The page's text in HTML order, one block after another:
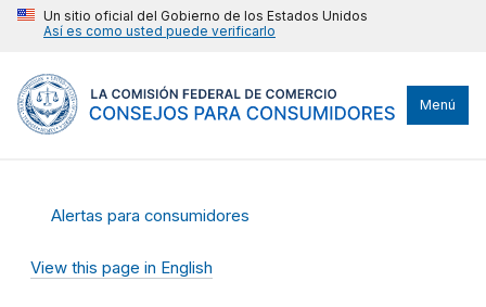
Un sitio oficial del Gobierno de los Estados Unidos
Así es como usted puede verificarlo
Menú
Alertas para consumidores
View this page in English